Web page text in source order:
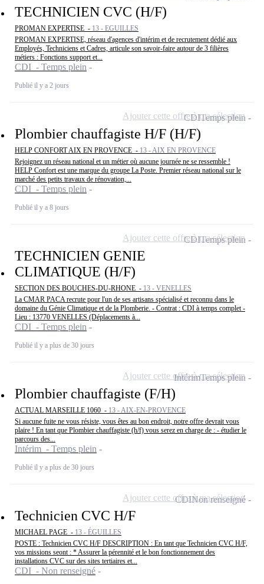
TECHNICIEN CVC (H/F)
PROMAN EXPERTISE - 13 - EGUILLES
PROMAN EXPERTISE, réseau d'agences d'intérim et de recrutement dédié aux
Employés, Techniciens et Cadres, articule son savoir-faire autour de 3 filières
métiers : Fonctions support et...
CDI - Temps plein
Publié il y a 2 jours
Plombier chauffagiste H/F (H/F)
HELP CONFORT AIX EN PROVENCE - 13 - AIX EN PROVENCE
Rejoignez un réseau national et un métier où aucune journée ne se ressemble !
HELP Confort est une marque du groupe La Poste. Premier réseau national sur le
marché des petits travaux de rénovation,...
CDI - Temps plein
Publié il y a 8 jours
CDITemps plein
Ajouter cette offre à ma sélection
TECHNICIEN GENIE
CLIMATIQUE (H/F)
SECTION DES BOUCHES-DU-RHONE - 13 - VENELLES
La CMAR PACA recrute pour l'un de ses artisans spécialisé et reconnu dans le
domaine du Génie Climatique et de la Plomberie. - Contrat : CDI à temps complet -
Lieu : 13770 VENELLES (Déplacements à...
CDI - Temps plein
Publié il y a plus de 30 jours
CDITemps plein
Ajouter cette offre à ma sélection
Plombier chauffagiste (F/H)
ACTUAL MARSEILLE 1060 - 13 - AIX-EN-PROVENCE
Si aucune fuite ne vous résiste, vous êtes au bon endroit, notre offre devrait vous
plaire ! En tant que Plombier chauffagiste (h/f) vous serez en charge de : - étudier le
parcours des...
Intérim - Temps plein
Publié il y a plus de 30 jours
IntérimTemps plein
Ajouter cette offre à ma sélection
Technicien CVC H/F
MICHAEL PAGE - 13 - ÉGUILLES
POSTE : Technicien CVC H/F DESCRIPTION : En tant que Technicien CVC H/F,
vos missions seont : * Assurer la pérennité et le bon fonctionnement des
installations CVC sur des sites tertiaires et...
CDI - Non renseigné
CDINon renseigné
Ajouter cette offre à ma sélection